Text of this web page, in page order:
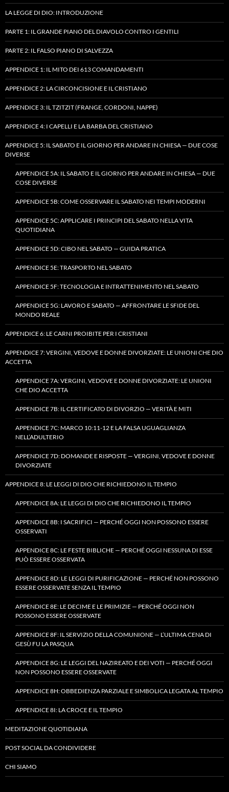
LA LEGGE DI DIO: INTRODUZIONE
PARTE 1: IL GRANDE PIANO DEL DIAVOLO CONTRO I GENTILI
PARTE 2: IL FALSO PIANO DI SALVEZZA
APPENDICE 1: IL MITO DEI 613 COMANDAMENTI
APPENDICE 2: LA CIRCONCISIONE E IL CRISTIANO
APPENDICE 3: IL TZITZIT (FRANGE, CORDONI, NAPPE)
APPENDICE 4: I CAPELLI E LA BARBA DEL CRISTIANO
APPENDICE 5: IL SABATO E IL GIORNO PER ANDARE IN CHIESA — DUE COSE
DIVERSE
APPENDICE 5A: IL SABATO E IL GIORNO PER ANDARE IN CHIESA — DUE
COSE DIVERSE
APPENDICE 5B: COME OSSERVARE IL SABATO NEI TEMPI MODERNI
APPENDICE 5C: APPLICARE I PRINCIPI DEL SABATO NELLA VITA
QUOTIDIANA
APPENDICE 5D: CIBO NEL SABATO — GUIDA PRATICA
APPENDICE 5E: TRASPORTO NEL SABATO
APPENDICE 5F: TECNOLOGIA E INTRATTENIMENTO NEL SABATO
APPENDICE 5G: LAVORO E SABATO — AFFRONTARE LE SFIDE DEL
MONDO REALE
APPENDICE 6: LE CARNI PROIBITE PER I CRISTIANI
APPENDICE 7: VERGINI, VEDOVE E DONNE DIVORZIATE: LE UNIONI CHE DIO
ACCETTA
APPENDICE 7A: VERGINI, VEDOVE E DONNE DIVORZIATE: LE UNIONI
CHE DIO ACCETTA
APPENDICE 7B: IL CERTIFICATO DI DIVORZIO — VERITÀ E MITI
APPENDICE 7C: MARCO 10:11-12 E LA FALSA UGUAGLIANZA
NELL’ADULTERIO
APPENDICE 7D: DOMANDE E RISPOSTE — VERGINI, VEDOVE E DONNE
DIVORZIATE
APPENDICE 8: LE LEGGI DI DIO CHE RICHIEDONO IL TEMPIO
APPENDICE 8A: LE LEGGI DI DIO CHE RICHIEDONO IL TEMPIO
APPENDICE 8B: I SACRIFICI — PERCHÉ OGGI NON POSSONO ESSERE
OSSERVATI
APPENDICE 8C: LE FESTE BIBLICHE — PERCHÉ OGGI NESSUNA DI ESSE
PUÒ ESSERE OSSERVATA
APPENDICE 8D: LE LEGGI DI PURIFICAZIONE — PERCHÉ NON POSSONO
ESSERE OSSERVATE SENZA IL TEMPIO
APPENDICE 8E: LE DECIME E LE PRIMIZIE — PERCHÉ OGGI NON
POSSONO ESSERE OSSERVATE
APPENDICE 8F: IL SERVIZIO DELLA COMUNIONE — L’ULTIMA CENA DI
GESÙ FU LA PASQUA
APPENDICE 8G: LE LEGGI DEL NAZIREATO E DEI VOTI — PERCHÉ OGGI
NON POSSONO ESSERE OSSERVATE
APPENDICE 8H: OBBEDIENZA PARZIALE E SIMBOLICA LEGATA AL TEMPIO
APPENDICE 8I: LA CROCE E IL TEMPIO
MEDITAZIONE QUOTIDIANA
POST SOCIAL DA CONDIVIDERE
CHI SIAMO